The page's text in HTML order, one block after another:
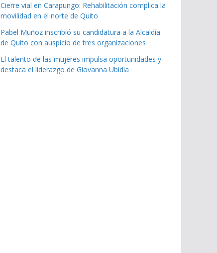
Cierre vial en Carapungo: Rehabilitación complica la
movilidad en el norte de Quito
Pabel Muñoz inscribió su candidatura a la Alcaldía
de Quito con auspicio de tres organizaciones
El talento de las mujeres impulsa oportunidades y
destaca el liderazgo de Giovanna Ubidia